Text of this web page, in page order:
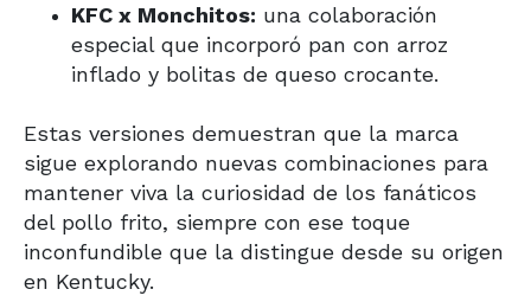
KFC x Monchitos: una colaboración
especial que incorporó pan con arroz
inflado y bolitas de queso crocante.
Estas versiones demuestran que la marca
sigue explorando nuevas combinaciones para
mantener viva la curiosidad de los fanáticos
del pollo frito, siempre con ese toque
inconfundible que la distingue desde su origen
en Kentucky.